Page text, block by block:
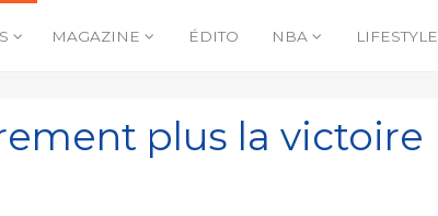
MAGAZINE ÉDITO NBA LIFESTYLE
plus la victoire